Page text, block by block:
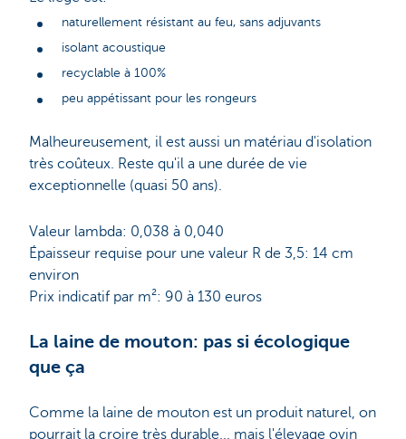
naturellement résistant au feu, sans adjuvants
isolant acoustique
recyclable à 100%
peu appétissant pour les rongeurs
Malheureusement, il est aussi un matériau d'isolation
très coûteux. Reste qu'il a une durée de vie
exceptionnelle (quasi 50 ans).
Valeur lambda: 0,038 à 0,040
Épaisseur requise pour une valeur R de 3,5: 14 cm
environ
Prix indicatif par m²: 90 à 130 euros
La laine de mouton: pas si écologique
que ça
Comme la laine de mouton est un produit naturel, on
pourrait la croire très durable... mais l'élevage ovin